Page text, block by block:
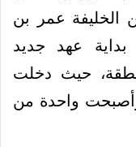
بأمر من الخليفة عمر بن
عهد جديد
حيث دخلت
واحدة من